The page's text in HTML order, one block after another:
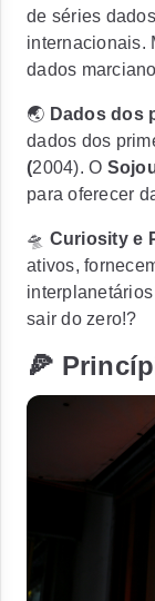
de séries
internacionais.
dados
🌏 Dados dos
dados dos
(2004). O
para oferecer
🛸 Curiosity e
ativos,
sair do zero!?
🍕